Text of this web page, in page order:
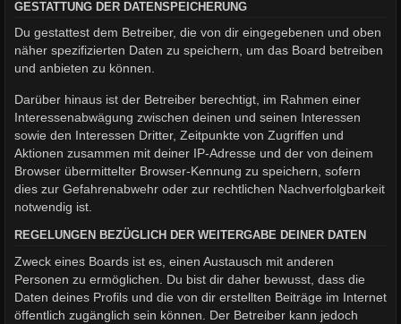
GESTATTUNG DER DATENSPEICHERUNG
Du gestattest dem Betreiber, die von dir eingegebenen und oben
näher spezifizierten Daten zu speichern, um das Board betreiben
und anbieten zu können.
Darüber hinaus ist der Betreiber berechtigt, im Rahmen einer
Interessenabwägung zwischen deinen und seinen Interessen
sowie den Interessen Dritter, Zeitpunkte von Zugriffen und
Aktionen zusammen mit deiner IP-Adresse und der von deinem
Browser übermittelter Browser-Kennung zu speichern, sofern
dies zur Gefahrenabwehr oder zur rechtlichen Nachverfolgbarkeit
notwendig ist.
REGELUNGEN BEZÜGLICH DER WEITERGABE DEINER DATEN
Zweck eines Boards ist es, einen Austausch mit anderen
Personen zu ermöglichen. Du bist dir daher bewusst, dass die
Daten deines Profils und die von dir erstellten Beiträge im Internet
öffentlich zugänglich sein können. Der Betreiber kann jedoch